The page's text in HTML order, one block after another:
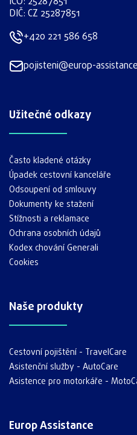
DIČ: CZ 25287851
+420 221 586 658
pojisteni@europ-
Užitečné odkazy
Často kladené otázky
Úpadek cestovní kanceláře
Odsoupení od smlouvy
Dokumenty ke stažení
Stížnosti a reklamace
Ochrana osobních údajů
Kodex chování Generali
Cookies
Naše produkty
Cestovní pojištění - TravelCare
Asistenční služby - AutoCare
Asistence pro motorkáře -
Europ Assistance